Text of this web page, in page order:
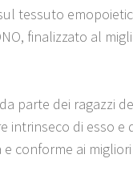
tessuto
finalizzato al
parte dei ragazzi
intrinseco di esso
conforme ai